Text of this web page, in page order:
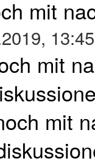
mit
13:45
mit
mit